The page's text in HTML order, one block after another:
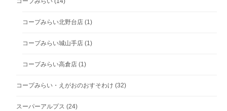
コープみらい北野台店 (1)
コープみらい城山手店 (1)
コープみらい高倉店 (1)
コープみらい・えがおのおすそわけ (32)
スーパーアルプス (24)